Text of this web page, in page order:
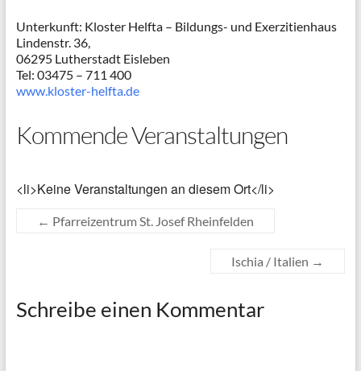
Unterkunft: Kloster Helfta – Bildungs- und Exerzitienhaus
Lindenstr. 36,
06295 Lutherstadt Eisleben
Tel: 03475 – 711 400
www.kloster-helfta.de
Kommende Veranstaltungen
<li>Keine Veranstaltungen an diesem Ort</li>
← Pfarreizentrum St. Josef Rheinfelden
Ischia / Italien →
Schreibe einen Kommentar